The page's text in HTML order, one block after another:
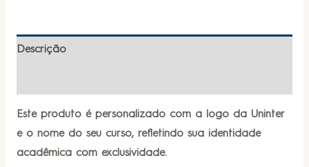
Descrição
Este produto é personalizado com a logo da Uninter
e o nome do seu curso, refletindo sua identidade
acadêmica com exclusividade.